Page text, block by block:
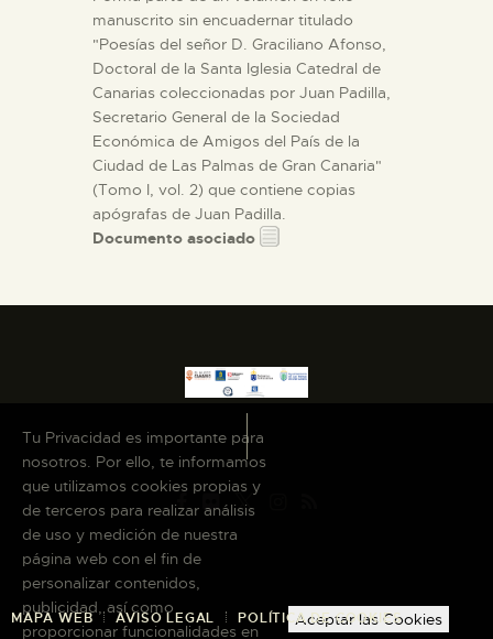
manuscrito sin encuadernar titulado
"Poesías del señor D. Graciliano Afonso,
Doctoral de la Santa Iglesia Catedral de
Canarias coleccionadas por Juan Padilla,
Secretario General de la Sociedad
Económica de Amigos del País de la
Ciudad de Las Palmas de Gran Canaria"
(Tomo I, vol. 2) que contiene copias
apógrafas de Juan Padilla.
Documento asociado
MAPA WEB AVISO LEGAL POLÍTICA DE COOKIES
Tu Privacidad es importante para
nosotros. Por ello, te informamos
que utilizamos cookies propias y
de terceros para realizar análisis
de uso y medición de nuestra
página web con el fin de
personalizar contenidos,
publicidad, así como
proporcionar funcionalidades en
Aceptar las Cookies